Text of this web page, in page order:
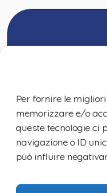
Per fornire le
memorizzare e/o
queste tecnologie ci
navigazione o ID
può influire
Privacy Policy
Policy|